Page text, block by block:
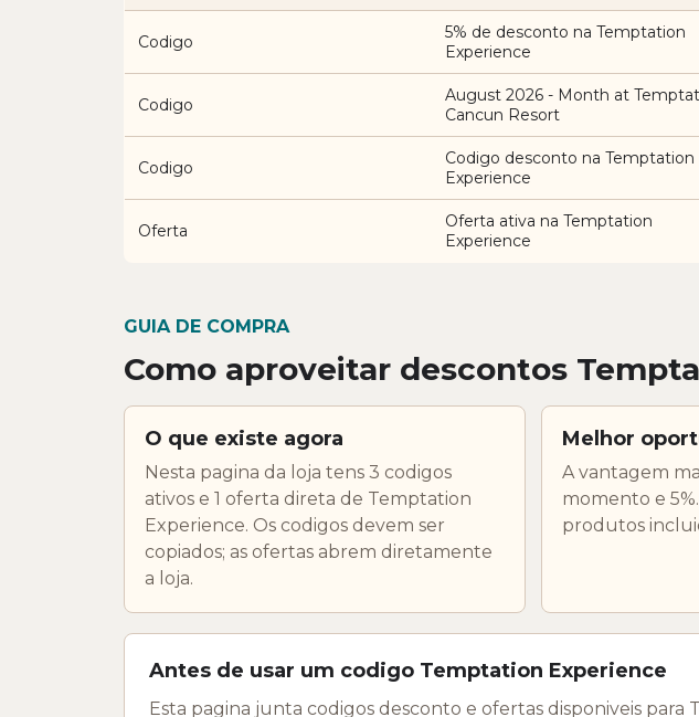
Codigo
5% de desconto na Temptation
Experience
Codigo
August 2026 - Month at
Cancun Resort
Codigo
Codigo desconto na Temptation
Experience
Oferta
Oferta ativa na Temptation
Experience
GUIA DE COMPRA
Como aproveitar descontos
O que existe agora
Nesta pagina da loja tens 3 codigos
ativos e 1 oferta direta de Temptation
Experience. Os codigos devem ser
copiados; as ofertas abrem diretamente
a loja.
Melhor
A vantagem
momento e
produtos
Antes de usar um codigo Temptation Experience
Esta pagina junta codigos desconto e ofertas disponiveis